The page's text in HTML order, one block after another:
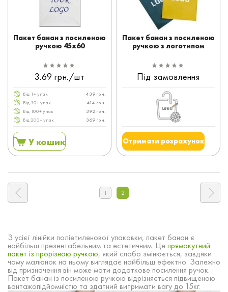
Пакет банан з посиленою
ручкою 45x60
3.69 грн./шт
Від 1+ упак
439 грн.
Від 50+ упак
414 грн.
Від 100+ упак
392 грн.
Від 200+ упак
369 грн.
У кошик
Пакет банан з посиленою
ручкою з логотипом
Під замовлення
Отримати розрахунок
1 2
З усієї лінійки поліетиленової упаковки, пакет банан є
найбільш презентабельним та естетичним. Цепрямокутний
пакет із прорізною ручкою, який слабо змінюється, завдяки
чому малюнок на ньому виглядає найбільш ефектно. Залежно
від призначення він може мати додаткове посилення ручок.
Пакет банан із посиленою ручкою відрізняється підвищеною
вантажопідйомністю та здатний витримати вагу до 15кг.